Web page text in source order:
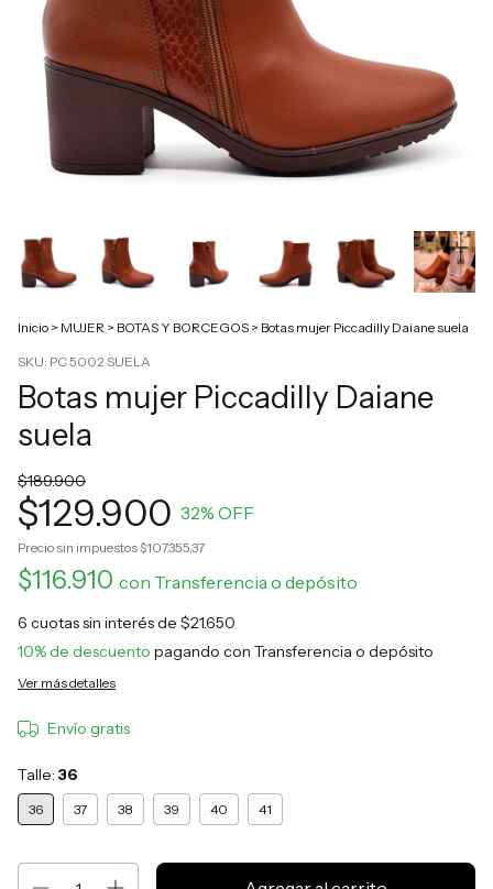
Inicio > MUJER > BOTAS Y BORCEGOS > Botas mujer Piccadilly Daiane suela
SKU: PC 5002 SUELA
Botas mujer Piccadilly Daiane
suela
$189.900
$129.900 32% OFF
Precio sin impuestos$107.355,37
$116.910 con Transferencia o depósito
6 cuotas sin interés de $21.650
10% de descuento pagando con Transferencia o depósito
Ver más detalles
Envío gratis
Talle: 36
36 37 38 39 40 41